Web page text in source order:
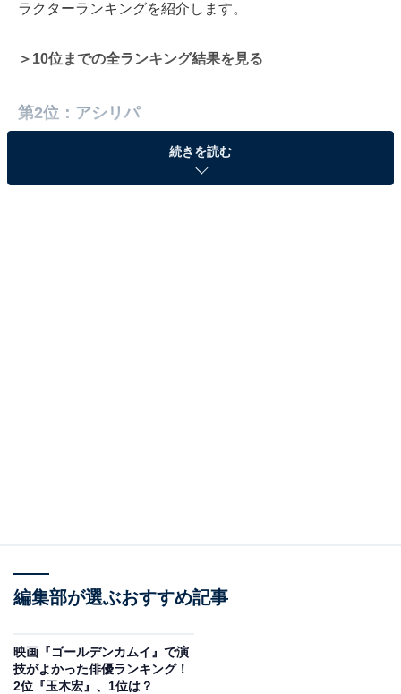
ラクターランキングを紹介します。
＞10位までの全ランキング結果を見る
第2位：アシリパ
A post shared by 『ゴールデンカムイ』公式 (@kamuy_movie)
2位は、「アシリパ」（※リは小文字）でした。
続きを読む
編集部が選ぶおすすめ記事
映画『ゴールデンカムイ』で演
技がよかった俳優ランキング！
2位『玉木宏』、1位は？